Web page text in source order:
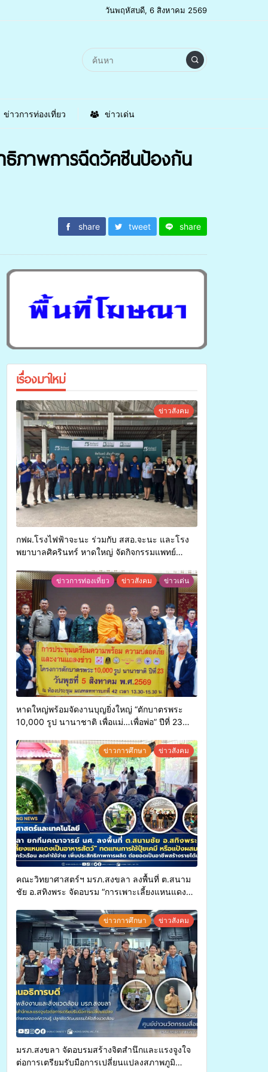
วันพฤหัสบดี, 6 สิงหาคม 2569
ข่าวการท่องเที่ยว ข่าวเด่น
ธิภาพการฉีดวัคซีนป้องกัน
share tweet share
เรื่องมาใหม่
ข่าวสังคม
กฟผ.โรงไฟฟ้าจะนะ ร่วมกับ สสอ.จะนะ และโรง
พยาบาลศิครินทร์ หาดใหญ่ จัดกิจกรรมแพทย์
ข่าวการท่องเที่ยว ข่าวสังคม ข่าวเด่น
หาดใหญ่พร้อมจัดงานบุญยิ่งใหญ่ “ตักบาตรพระ
10,000 รูป นานาชาติ เพื่อแม่…เพื่อพ่อ” ปีที่ 23
ประเพณีแห่งศรัทธา
ข่าวการศึกษา ข่าวสังคม
คณะวิทยาศาสตร์ฯ มรภ.สงขลา ลงพื้นที่ ต.สนาม
ชัย อ.สทิงพระ จัดอบรม “การเพาะเลี้ยงแหนแดง
ประสิทธิภาพการผลิต ต่อยอดสู่อาชีพเสริมใน
อนาคต
ข่าวการศึกษา ข่าวสังคม
มรภ.สงขลา จัดอบรมสร้างจิตสำนึกและแรงจูงใจ
ต่อการเตรียมรับมือการเปลี่ยนแปลงสภาพภูมิ